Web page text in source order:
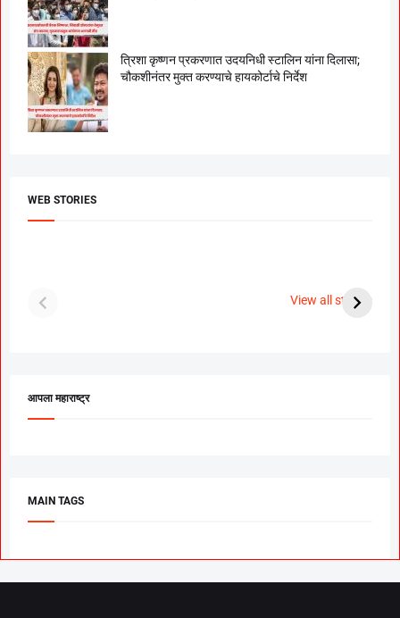
त्रिशा कृष्णन प्रकरणात उदयनिधी स्टालिन यांना दिलासा;
चौकशीनंतर मुक्त करण्याचे हायकोर्टाचे निर्देश
WEB STORIES
View all stories
पूजा सावंत ने गुपचूप
आपला महाराष्ट्र
MAIN TAGS